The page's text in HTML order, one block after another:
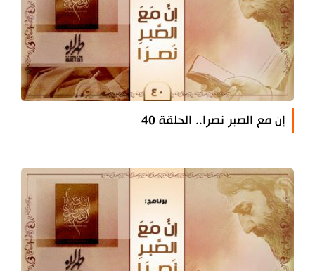
إن مع الصبر نصرا.. الحلقة 40